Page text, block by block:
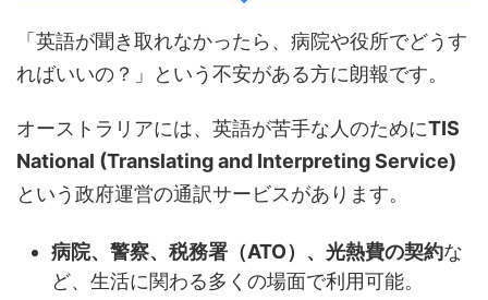
「英語が聞き取れなかったら、病院や役所でどうす
ればいいの？」という不安がある方に朗報です。
オーストラリアには、英語が苦手な人のためにTIS
National (Translating and Interpreting Service)
という政府運営の通訳サービスがあります。
病院、警察、税務署（ATO）、光熱費の契約な
ど、生活に関わる多くの場面で利用可能。